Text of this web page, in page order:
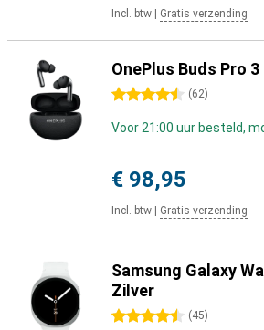
Incl. btw Gratis verzending
OnePlus Buds Pro
4.5 sterren (62)
Voor 21:00 uur besteld,
€ 98,95
Incl. btw Gratis verzending
Samsung Galaxy
Zilver
4.5 sterren (45)